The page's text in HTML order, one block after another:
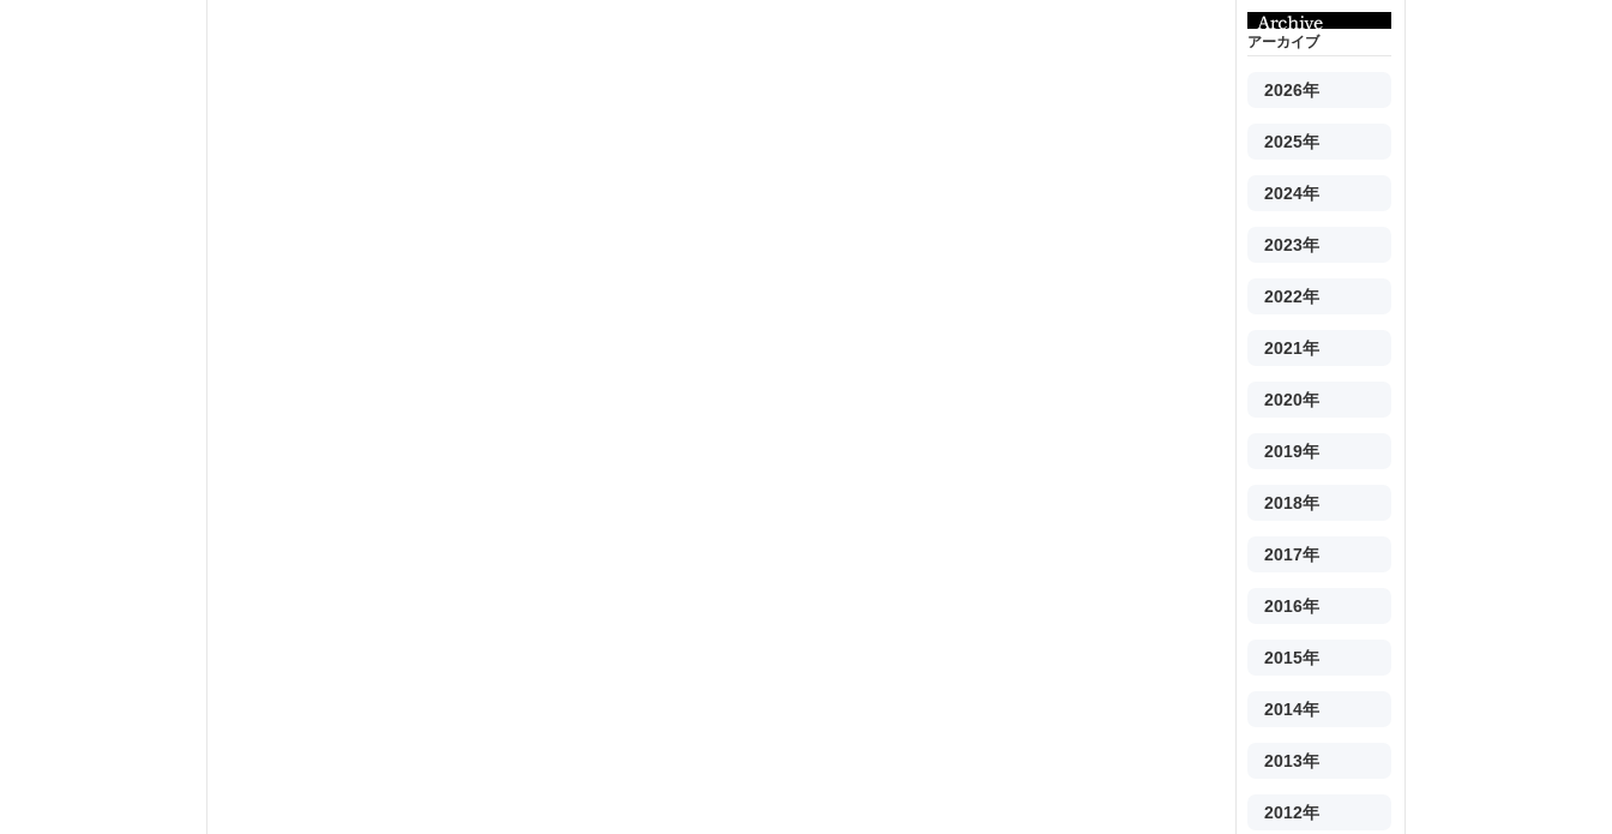
アーカイブ
2026年
2025年
2024年
2023年
2022年
2021年
2020年
2019年
2018年
2017年
2016年
2015年
2014年
2013年
2012年